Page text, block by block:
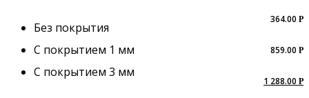
Без покрытия
С покрытием 1 мм
С покрытием 3 мм
364.00 Р
859.00 Р
1 288.00 Р